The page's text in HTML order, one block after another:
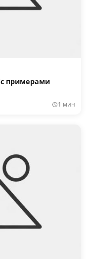
примерами
1 мин